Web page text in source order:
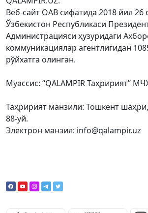
Веб-сайт ОАВ сифатида 2018 йил 26
Ўзбекистон Республикаси
Администрацияси ҳузуридаги
коммуникациялар агентлигидан
рўйхатга олинган.
Муассис: “QALAMPIR Таҳририят”
Таҳририят манзили: Тошкент
88-уй.
Электрон манзил: info@qalampir.uz